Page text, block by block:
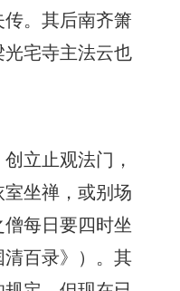
。其后南齐箫
宅寺主法云也
立止观法门，
坐禅，或别场
每日要四时坐
百录》）。其